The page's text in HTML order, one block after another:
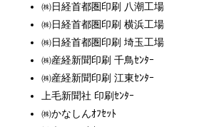
㈱日経首都圏印刷 八潮工場
㈱日経首都圏印刷 横浜工場
㈱日経首都圏印刷 埼玉工場
㈱産経新聞印刷 千鳥ｾﾝﾀｰ
㈱産経新聞印刷 江東ｾﾝﾀｰ
上毛新聞社 印刷ｾﾝﾀｰ
㈱かなしんｵﾌｾｯﾄ